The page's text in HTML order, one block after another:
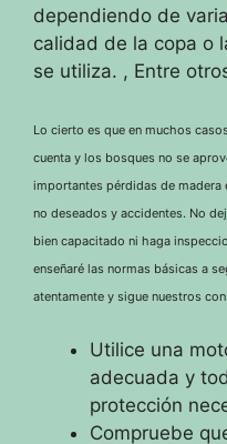
dependiendo de
calidad de la copa o
se utiliza. , Entre
Lo cierto es que en muchos
cuenta y los bosques no se
importantes pérdidas de
no deseados y accidentes. No
bien capacitado ni haga
enseñaré las normas básicas a
atentamente y sigue nuestros
Utilice una
adecuada y
protección
Compruebe